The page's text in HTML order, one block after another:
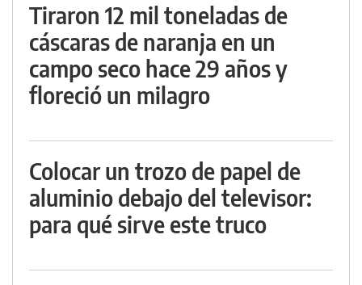
Tiraron 12 mil toneladas de
cáscaras de naranja en un
campo seco hace 29 años y
floreció un milagro
Colocar un trozo de papel de
aluminio debajo del televisor:
para qué sirve este truco